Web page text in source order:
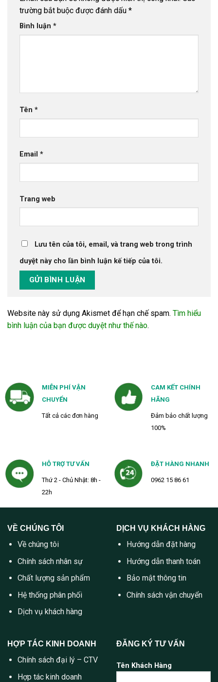
trường bắt buộc được đánh dấu *
Bình luận *
Tên *
Email *
Trang web
Lưu tên của tôi, email, và trang web trong trình
duyệt này cho lần bình luận kế tiếp của tôi.
Website này sử dụng Akismet để hạn chế spam. Tìm hiểu
bình luận của bạn được duyệt như thế nào.
MIỄN PHÍ VẬN
CHUYỂN
Tất cả các đơn hàng
CAM KẾT CHÍNH
HÃNG
Đảm bảo chất lượng
100%
HỖ TRỢ TƯ VẤN
Thứ 2 - Chủ Nhật: 8h -
22h
ĐẶT HÀNG NHANH
0962 15 86 61
VỀ CHÚNG TÔI
Về chúng tôi
Chính sách nhân sự
Chất lượng sản phẩm
Hệ thống phân phối
Dịch vụ khách hàng
DỊCH VỤ KHÁCH HÀNG
Hướng dẫn đặt hàng
Hướng dẫn thanh toán
Bảo mật thông tin
Chính sách vận chuyển
HỢP TÁC KINH DOANH
Chính sách đại lý – CTV
Hợp tác kinh doanh
ĐĂNG KÝ TƯ VẤN
Tên Khách Hàng